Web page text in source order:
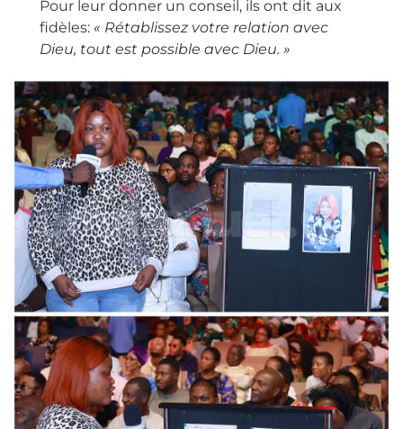
Pour leur donner un conseil, ils ont dit aux
fidèles: « Rétablissez votre relation avec
Dieu, tout est possible avec Dieu. »